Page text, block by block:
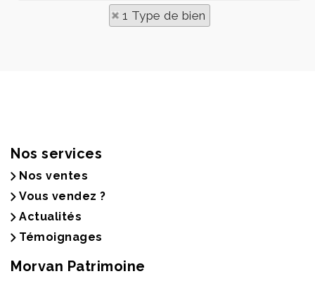
1 Type de bien
Nos services
Nos ventes
Vous vendez ?
Actualités
Témoignages
Morvan Patrimoine